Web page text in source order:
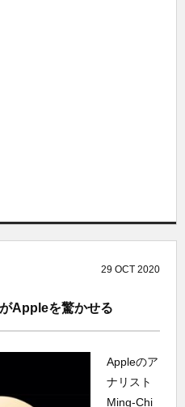
29 OCT 2020
Appleを驚かせる
Appleのア
ナリスト
Ming-Chi